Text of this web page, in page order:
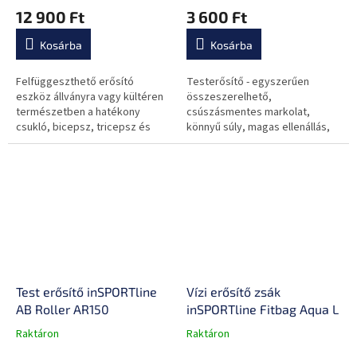
átlagos
értékelése
0,0
csillag.
12 900 Ft
Kosárba
Felfüggeszthető erősító
eszköz állványra vagy kültéren
természetben a hatékony
csukló, bicepsz, tricepsz és
markolás erősítésére.
átlagos
értékelése
0,0
csillag.
3 600 Ft
Kosárba
Testerősítő - egyszerűen
összeszerelhető,
csúszásmentes markolat,
könnyű súly, magas ellenállás,
az egész test erősítésére
Test erősítő inSPORTline
AB Roller AR150
A
Raktáron
Vízi erősítő zsák
inSPORTline Fitbag Aqua L
A
Raktáron